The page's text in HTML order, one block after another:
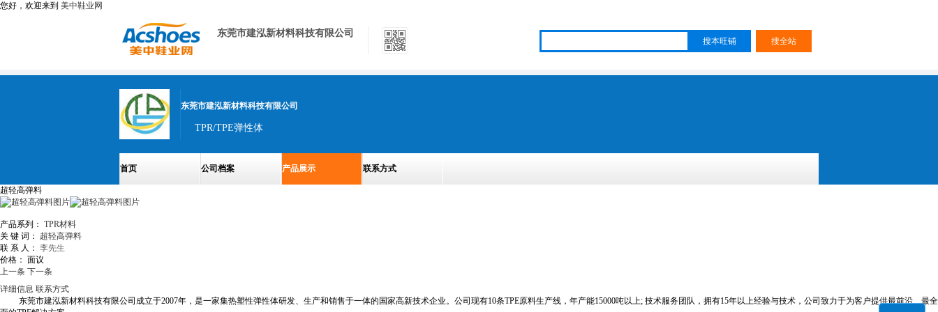
您好，欢迎来到 美中鞋业网
东莞市建泓新材料科技有限公司
东莞市建泓新材料科技有限公司
TPR/TPE弹性体
首页 公司档案 产品展示 联系方式
超轻高弹料
产品系列： TPR材料
关 键 词：
超轻高弹料
联 系 人： 李先生
价格： 面议
上一条 下一条
详细信息 联系方式
东莞市建泓新材料科技有限公司成立于2007年，是一家集热塑性弹性体研发、生产和销售于一体的国家高新技术企业。公司现有10条TPE原料生产线，年产能15000吨以上; 技术服务团队，拥有15年以上经验与技术，公司致力于为客户提供最前沿、最全